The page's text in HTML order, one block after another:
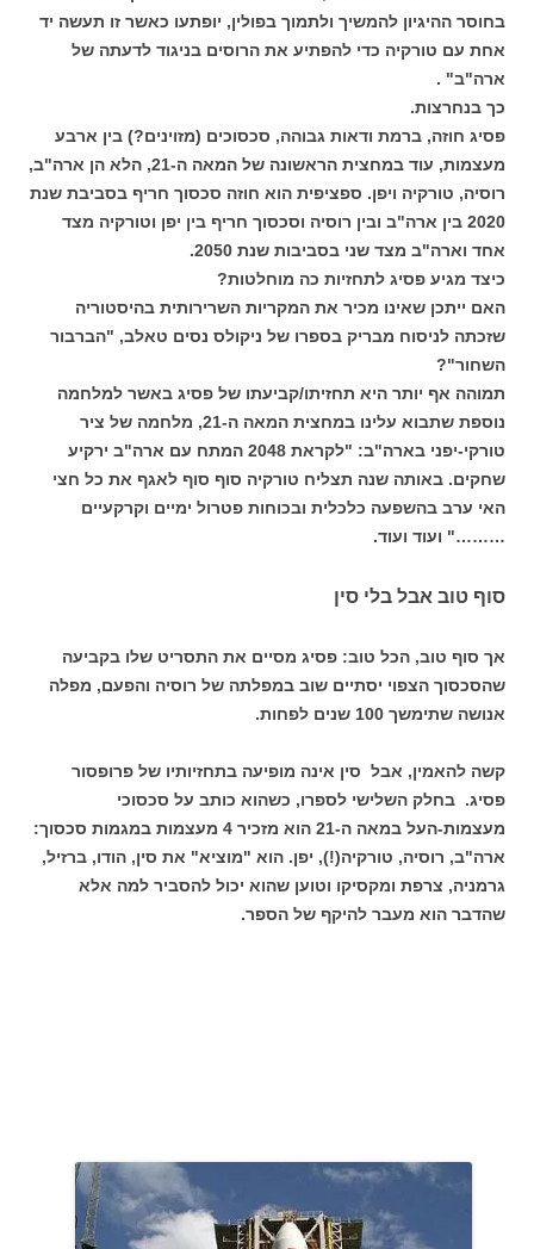
בחוסר ההיגיון להמשיך ולתמוך בפולין, יופתעו כאשר זו תעשה יד
אחת עם טורקיה כדי להפתיע את הרוסים בניגוד לדעתה של
ארה"ב" .
כך בנחרצות.
פסיג חוזה, ברמת ודאות גבוהה, סכסוכים (מזוינים?) בין ארבע
מעצמות, עוד במחצית הראשונה של המאה ה-21, הלא הן ארה"ב,
רוסיה, טורקיה ויפן. ספציפית הוא חוזה סכסוך חריף בסביבת שנת
2020 בין ארה"ב ובין רוסיה וסכסוך חריף בין יפן וטורקיה מצד
אחד וארה"ב מצד שני בסביבות שנת 2050.
כיצד מגיע פסיג לתחזיות כה מוחלטות?
האם ייתכן שאינו מכיר את המקריות השרירותית בהיסטוריה
שזכתה לניסוח מבריק בספרו של ניקולס נסים טאלב, "הברבור
השחור"?
תמוהה אף יותר היא תחזיתו/קביעתו של פסיג באשר למלחמה
נוספת שתבוא עלינו במחצית המאה ה-21, מלחמה של ציר
טורקי-יפני בארה"ב: "לקראת 2048 המתח עם ארה"ב ירקיע
שחקים. באותה שנה תצליח טורקיה סוף סוף לאגף את כל חצי
האי ערב בהשפעה כלכלית ובכוחות פטרול ימיים וקרקעיים
………" ועוד ועוד.
סוף טוב אבל בלי סין
אך סוף טוב, הכל טוב: פסיג מסיים את התסריט שלו בקביעה
שהסכסוך הצפוי יסתיים שוב במפלתה של רוסיה והפעם, מפלה
אנושה שתימשך 100 שנים לפחות.
קשה להאמין, אבל סין אינה מופיעה בתחזיותיו של פרופסור
פסיג. בחלק השלישי לספרו, כשהוא כותב על סכסוכי
מעצמות-העל במאה ה-21 הוא מזכיר 4 מעצמות במגמות סכסוך:
ארה"ב, רוסיה, טורקיה(!), יפן. הוא "מוציא" את סין, הודו, ברזיל,
גרמניה, צרפת ומקסיקו וטוען שהוא יכול להסביר למה אלא
שהדבר הוא מעבר להיקף של הספר.